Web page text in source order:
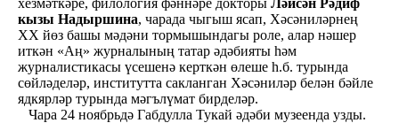
кызы Надыршина, чарада чыгыш ясап, Хәсәниләрнең
ХХ йөз башы мәдәни тормышындагы роле, алар нәшер
иткән «Аң» журналының татар әдәбияты һәм
журналистикасы үсешенә керткән өлеше һ.б. турында
сөйләделәр, институтта сакланган Хәсәниләр белән бәйле
ядкярләр турында мәгълүмат бирделәр.
Чара 24 ноябрьдә Габдулла Тукай әдәби музеенда узды.